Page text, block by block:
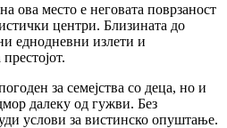
ова место е неговата поврзаност
центри. Близината до
еднодневни излети и
за семејства со деца, но и
далеку од гужви. Без
услови за вистинско опуштање.